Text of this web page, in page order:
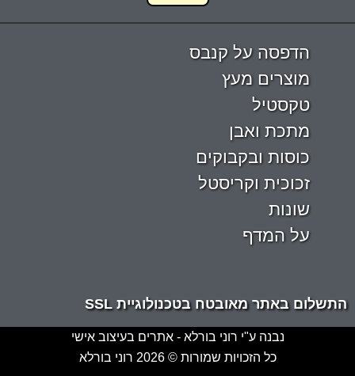
הדפסה על קנבס
מוצרים מעץ
טקסטיל
מתכת ואבן
כוסות ובקבוקים
זכוכית וקריסטל
שונות
על המדף
התשלום באתר מאובטח בטכנולוגיית SSL
נבנה ע"י רוני בורלא - אתרים בעיצוב אישי
כל הזכויות שמורות © 2026 רוני בורלא